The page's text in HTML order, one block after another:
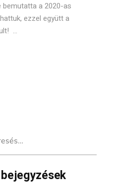
bemutatta a 2020-as
ezzel együtt a
...